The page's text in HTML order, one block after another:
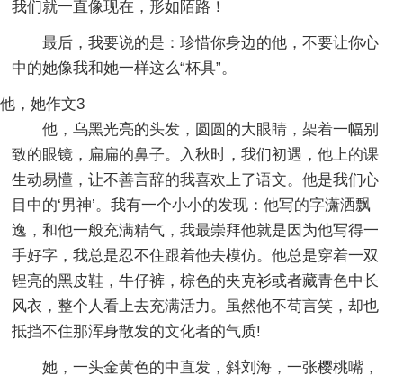
我们就一直像现在，形如陌路！
最后，我要说的是：珍惜你身边的他，不要让你心
中的她像我和她一样这么“杯具”。
他，她作文3
他，乌黑光亮的头发，圆圆的大眼睛，架着一幅别
致的眼镜，扁扁的鼻子。入秋时，我们初遇，他上的课
生动易懂，让不善言辞的我喜欢上了语文。他是我们心
目中的‘男神’。我有一个小小的发现：他写的字潇洒飘
逸，和他一般充满精气，我最崇拜他就是因为他写得一
手好字，我总是忍不住跟着他去模仿。他总是穿着一双
锃亮的黑皮鞋，牛仔裤，棕色的夹克衫或者藏青色中长
风衣，整个人看上去充满活力。虽然他不苟言笑，却也
抵挡不住那浑身散发的文化者的气质!
她，一头金黄色的中直发，斜刘海，一张樱桃嘴，